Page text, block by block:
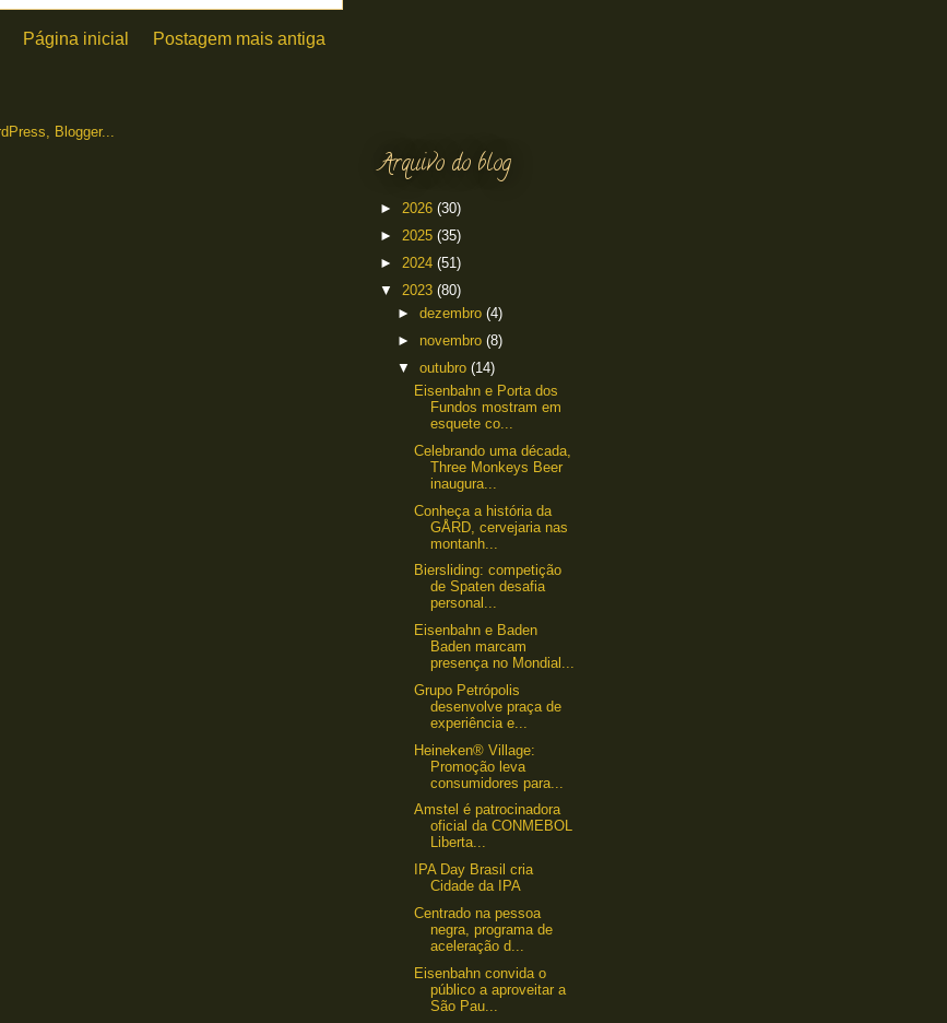
Postagem mais antiga
Página inicial
Arquivo do blog
► 2026 (30)
► 2025 (35)
► 2024 (51)
▼ 2023 (80)
► dezembro (4)
► novembro (8)
▼ outubro (14)
Eisenbahn e Porta dos
Fundos mostram em
esquete co...
Celebrando uma década,
Three Monkeys Beer
inaugura...
Conheça a história da
GÅRD, cervejaria nas
montanh...
Biersliding: competição
de Spaten desafia
personal...
Eisenbahn e Baden
Baden marcam
presença no Mondial...
Grupo Petrópolis
desenvolve praça de
experiência e...
Heineken® Village:
Promoção leva
consumidores para...
Amstel é patrocinadora
oficial da CONMEBOL
Liberta...
IPA Day Brasil cria
Cidade da IPA
Centrado na pessoa
negra, programa de
aceleração d...
Eisenbahn convida o
público a aproveitar a
São Pau...